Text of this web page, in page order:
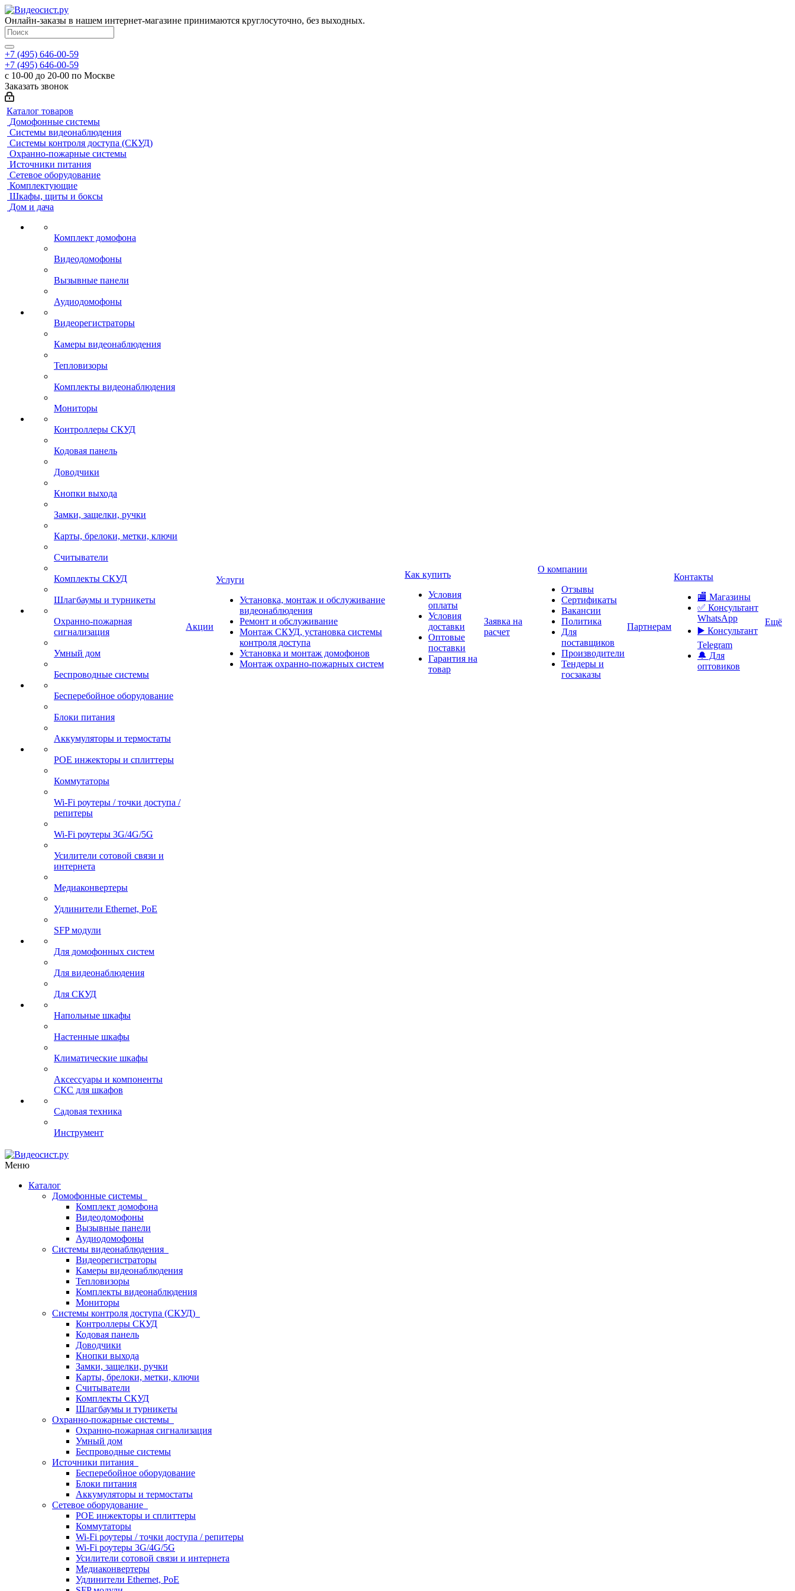
Онлайн-заказы в нашем интернет-магазине принимаются круглосуточно, без выходных.
+7 (495) 646-00-59
+7 (495) 646-00-59
с 10-00 до 20-00 по Москве
Заказать звонок
Каталог товаров
Домофонные системы
Системы видеонаблюдения
Системы контроля доступа (СКУД)
Охранно-пожарные системы
Источники питания
Сетевое оборудование
Комплектующие
Шкафы, щиты и боксы
Дом и дача
Комплект домофона
Видеодомофоны
Вызывные панели
Аудиодомофоны
Видеорегистраторы
Камеры видеонаблюдения
Тепловизоры
Комплекты видеонаблюдения
Мониторы
Контроллеры СКУД
Кодовая панель
Доводчики
Кнопки выхода
Замки, защелки, ручки
Карты, брелоки, метки, ключи
Считыватели
Комплекты СКУД
Шлагбаумы и турникеты
Охранно-пожарная
сигнализация
Умный дом
Беспроводные системы
Бесперебойное оборудование
Блоки питания
Аккумуляторы и термостаты
POE инжекторы и сплиттеры
Коммутаторы
Wi-Fi роутеры / точки доступа /
репитеры
Wi-Fi роутеры 3G/4G/5G
Усилители сотовой связи и
интернета
Медиаконвертеры
Удлинители Ethernet, PoE
SFP модули
Для домофонных систем
Для видеонаблюдения
Для СКУД
Напольные шкафы
Настенные шкафы
Климатические шкафы
Аксессуары и компоненты
СКС для шкафов
Садовая техника
Инструмент
Акции
Услуги
Установка, монтаж и обслуживание
видеонаблюдения
Ремонт и обслуживание
Монтаж СКУД, установка системы
контроля доступа
Установка и монтаж домофонов
Монтаж охранно-пожарных систем
Как купить
Условия
оплаты
Условия
доставки
Оптовые
поставки
Гарантия на
товар
Заявка на
расчет
О компании
Отзывы
Сертификаты
Вакансии
Политика
Для
поставщиков
Производители
Тендеры и
госзаказы
Партнерам
Контакты
🏬 Магазины
✅️ Консультант
WhatsApp
▶️ Консультант
Telegram
🔔 Для
оптовиков
Ещё
Меню
Каталог
Домофонные системы
Комплект домофона
Видеодомофоны
Вызывные панели
Аудиодомофоны
Системы видеонаблюдения
Видеорегистраторы
Камеры видеонаблюдения
Тепловизоры
Комплекты видеонаблюдения
Мониторы
Системы контроля доступа (СКУД)
Контроллеры СКУД
Кодовая панель
Доводчики
Кнопки выхода
Замки, защелки, ручки
Карты, брелоки, метки, ключи
Считыватели
Комплекты СКУД
Шлагбаумы и турникеты
Охранно-пожарные системы
Охранно-пожарная сигнализация
Умный дом
Беспроводные системы
Источники питания
Бесперебойное оборудование
Блоки питания
Аккумуляторы и термостаты
Сетевое оборудование
POE инжекторы и сплиттеры
Коммутаторы
Wi-Fi роутеры / точки доступа / репитеры
Wi-Fi роутеры 3G/4G/5G
Усилители сотовой связи и интернета
Медиаконвертеры
Удлинители Ethernet, PoE